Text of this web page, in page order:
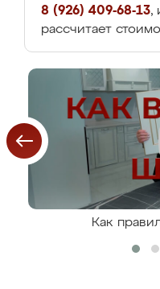
8 (926) 409-68-13,
рассчитает
Как